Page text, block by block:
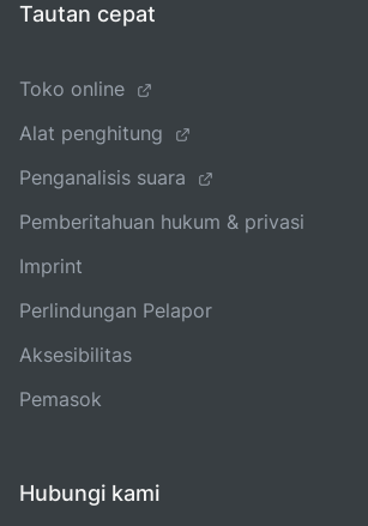
Tautan cepat
Toko online
Alat penghitung
Penganalisis suara
Pemberitahuan hukum & privasi
Imprint
Perlindungan Pelapor
Aksesibilitas
Pemasok
Hubungi kami